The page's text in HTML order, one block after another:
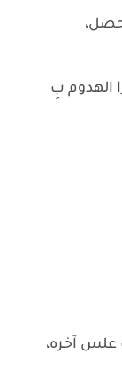
الهدوم بِ
علس آخره،